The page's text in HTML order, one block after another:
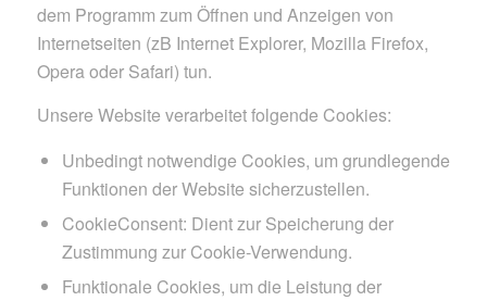
dem Programm zum Öffnen und Anzeigen von
Internetseiten (zB Internet Explorer, Mozilla Firefox,
Opera oder Safari) tun.
Unsere Website verarbeitet folgende Cookies:
Unbedingt notwendige Cookies, um grundlegende
Funktionen der Website sicherzustellen.
CookieConsent: Dient zur Speicherung der
Zustimmung zur Cookie-Verwendung.
Funktionale Cookies, um die Leistung der